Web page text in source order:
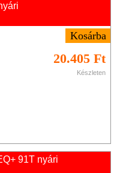
20.405 Ft
Készleten
91T nyári